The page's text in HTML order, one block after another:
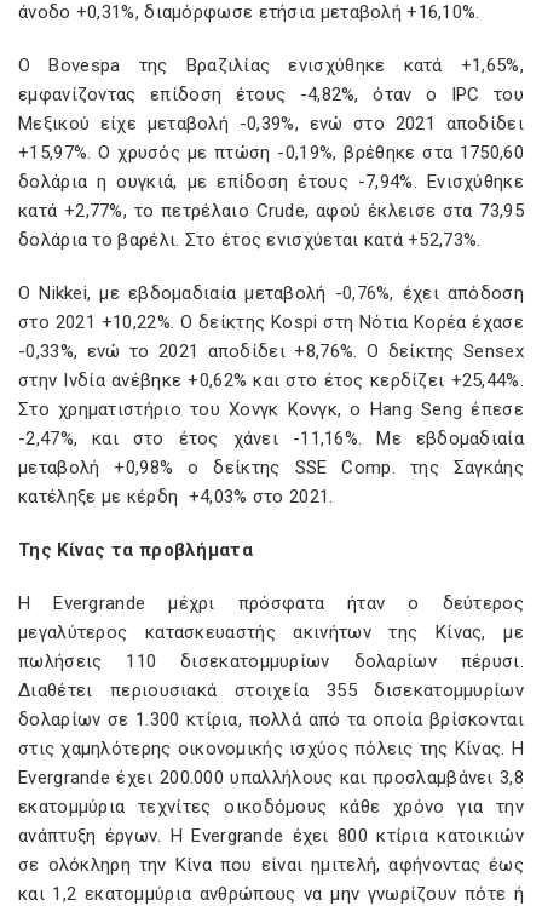
άνοδο +0,31%, διαμόρφωσε ετήσια μεταβολή +16,10%.
Ο Bovespa της Βραζιλίας ενισχύθηκε κατά +1,65%,
εμφανίζοντας επίδοση έτους -4,82%, όταν ο IPC του
Μεξικού είχε μεταβολή -0,39%, ενώ στο 2021 αποδίδει
+15,97%. Ο χρυσός με πτώση -0,19%, βρέθηκε στα 1750,60
δολάρια η ουγκιά, με επίδοση έτους -7,94%. Ενισχύθηκε
κατά +2,77%, το πετρέλαιο Crude, αφού έκλεισε στα 73,95
δολάρια το βαρέλι. Στο έτος ενισχύεται κατά +52,73%.
Ο Nikkei, με εβδομαδιαία μεταβολή -0,76%, έχει απόδοση
στο 2021 +10,22%. Ο δείκτης Kospi στη Νότια Κορέα έχασε
-0,33%, ενώ το 2021 αποδίδει +8,76%. Ο δείκτης Sensex
στην Ινδία ανέβηκε +0,62% και στο έτος κερδίζει +25,44%.
Στο χρηματιστήριο του Χονγκ Κονγκ, ο Hang Seng έπεσε
-2,47%, και στο έτος χάνει -11,16%. Με εβδομαδιαία
μεταβολή +0,98% ο δείκτης SSE Comp. της Σαγκάης
κατέληξε με κέρδη +4,03% στο 2021.
Της Κίνας τα προβλήματα
Η Evergrande μέχρι πρόσφατα ήταν ο δεύτερος
μεγαλύτερος κατασκευαστής ακινήτων της Κίνας, με
πωλήσεις 110 δισεκατομμυρίων δολαρίων πέρυσι.
Διαθέτει περιουσιακά στοιχεία 355 δισεκατομμυρίων
δολαρίων σε 1.300 κτίρια, πολλά από τα οποία βρίσκονται
στις χαμηλότερης οικονομικής ισχύος πόλεις της Κίνας. Η
Evergrande έχει 200.000 υπαλλήλους και προσλαμβάνει 3,8
εκατομμύρια τεχνίτες οικοδόμους κάθε χρόνο για την
ανάπτυξη έργων. Η Evergrande έχει 800 κτίρια κατοικιών
σε ολόκληρη την Κίνα που είναι ημιτελή, αφήνοντας έως
και 1,2 εκατομμύρια ανθρώπους να μην γνωρίζουν πότε ή